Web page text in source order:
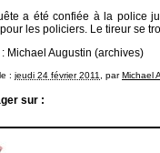
a été confiée à la police
les policiers. Le tireur se
: Michael Augustin (archives)
: jeudi 24 février 2011 , parMichael
sur :